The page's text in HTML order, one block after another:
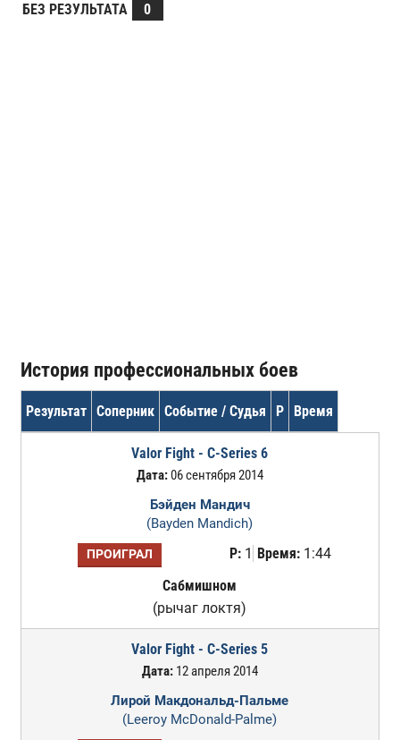
БЕЗ РЕЗУЛЬТАТА
0
История профессиональных боев
Результат Соперник Событие / Судья Р Время
Valor Fight - C-Series 6
Дата:06 сентября 2014
Бэйден Мандич
(Bayden Mandich)
ПРОИГРАЛ Р:1 Время:1:44
Сабмишном
(рычаг локтя)
Valor Fight - C-Series 5
Дата:12 апреля 2014
Лирой Макдональд-Пальме
(Leeroy McDonald-Palme)